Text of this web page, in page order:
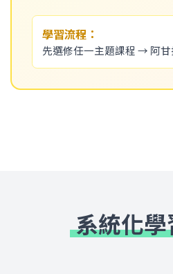
學習流程：
先選修任一主題課程 → 阿
系統化